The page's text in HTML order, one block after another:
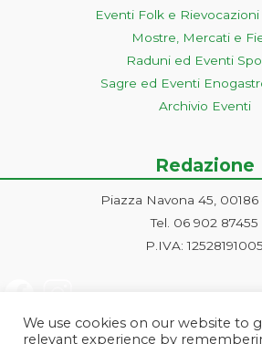
Eventi Folk e
Mostre, Mercati e
Raduni ed Eventi
Sagre ed Eventi
Archivio Eventi
Redazione
Piazza Navona 45, 00186
Tel. 06 902 87455
P.IVA: 12528191005
We use cookies on our website to
relevant experience by